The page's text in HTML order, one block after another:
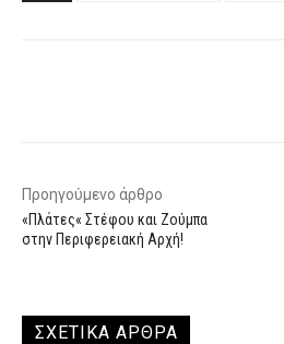
Προηγούμενο άρθρο
«Πλάτες« Στέφου και Ζούμπα
στην Περιφερειακή Αρχή!
ΣΧΕΤΙΚΑ ΑΡΘΡΑ